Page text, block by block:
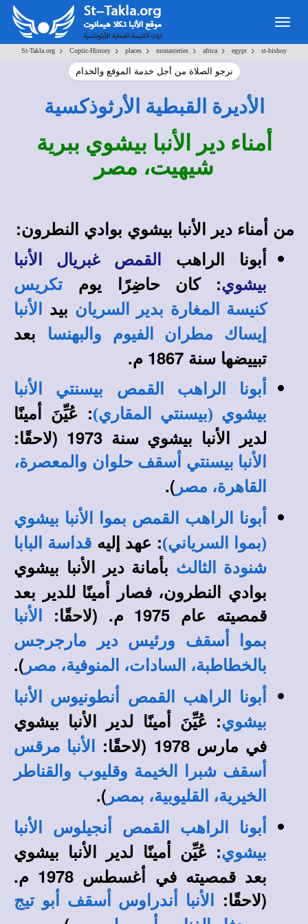
St-Takla.org > Coptic-History > places > monasteries > africa > egypt > st-bishoy
نرجو الصلاة من أجل خدمة الموقع والخدام
الأديرة القبطية الأرثوذكسية
أمناء دير الأنبا بيشوي ببرية
شيهيت، مصر
من أمناء دير الأنبا بيشوي بوادي النطرون:
أبونا الراهب
القمص غبريال الأنبا
بيشوي: كان حاضِرًا يوم
تكريس
كنيسة المغارة بدير السريان بيد
الأنبا
إيساك مطران الفيوم والبهنسا
بعد
تبييضها سنة 1867 م.
أبونا الراهب القمص بيسنتي الأنبا
بيشوي (بيسنتي المقاري): عُيِّنَ أمينًا
لدير الأنبا بيشوي سنة 1973 (لاحقًا:
الأنبا بيسنتي أسقف حلوان والمعصرة،
القاهرة، مصر ).
أبونا الراهب القمص بموا الأنبا بيشوي
(بموا السرياني): عهد إليهقداسة البابا
شنودة الثالث بأمانة دير الأنبا بيشوي
بوادي النطرون، فصار أمينًا للدير بعد
قمصيته عام 1975 م. (لاحقًا:
الأنبا
بموا أسقف ورئيس دير مارجرجس
بالخطاطبة، السادات، المنوفية، مصر ).
أبونا الراهب القمص أنطونيوس الأنبا
بيشوي: عُيِّنَ أمينًا لدير الأنبا بيشوي
في مارس 1978 (لاحقًا:
الأنبا مرقس
أسقف شبرا الخيمة وقليوب والقناطر
الخيرية، القليوبية، بمصر ).
أبونا الراهب القمص أنجيلوس الأنبا
بيشوي: عُيِّن أمينًا لدير الأنبا بيشوي
بعد قمصيته في أغسطس 1978 م.
(لاحقًا:
الأنبا أندراوس أسقف أبو تيج